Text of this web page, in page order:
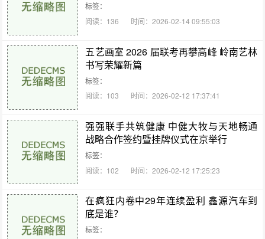
标签：
阅读：136
时间：2026-02-14 09:55:03
五艺画室 2026 届联考再攀高峰 岭南艺林
书写荣耀新篇
标签：
阅读：103
时间：2026-02-12 17:37:41
强强联手共筑健康 中健大牧与天地畅通
战略合作签约暨挂牌仪式在京举行
标签：
阅读：102
时间：2026-02-12 17:25:23
在疯狂内卷中29年连续盈利 鑫源汽车到
底是谁？
标签：